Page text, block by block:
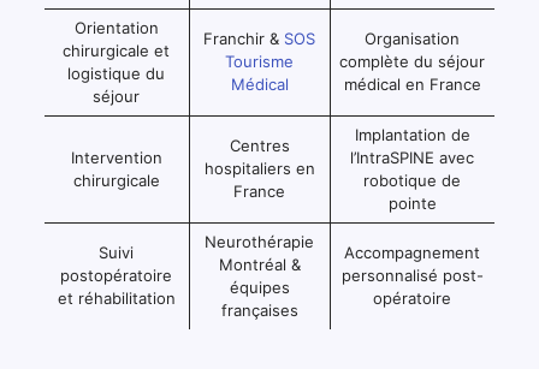
Orientation
chirurgicale et
logistique du
séjour
Franchir & SOS
Tourisme
Médical
Organisation
complète du séjour
médical en France
Intervention
chirurgicale
Centres
hospitaliers en
France
Implantation de
l’IntraSPINE avec
robotique de
pointe
Suivi
postopératoire
et réhabilitation
Neurothérapie
Montréal &
équipes
françaises
Accompagnement
personnalisé post-
opératoire